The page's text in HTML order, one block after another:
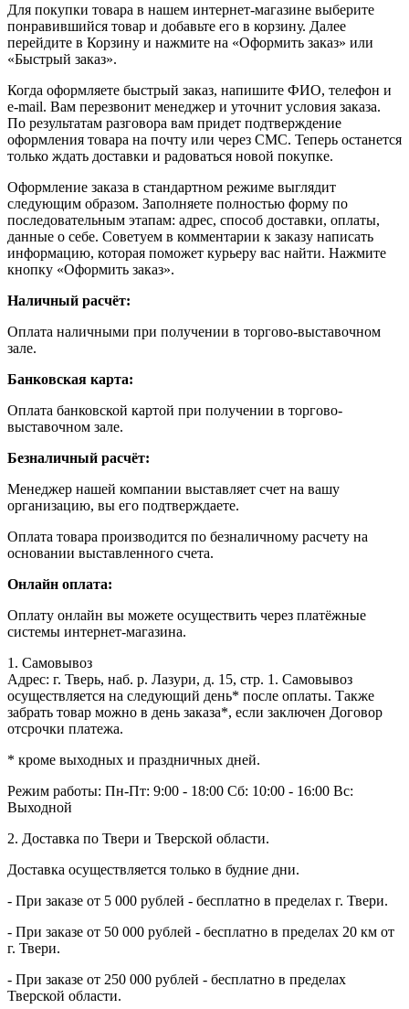
Для покупки товара в нашем интернет-магазине выберите
понравившийся товар и добавьте его в корзину. Далее
перейдите в Корзину и нажмите на «Оформить заказ» или
«Быстрый заказ».
Когда оформляете быстрый заказ, напишите ФИО, телефон и
e-mail. Вам перезвонит менеджер и уточнит условия заказа.
По результатам разговора вам придет подтверждение
оформления товара на почту или через СМС. Теперь останется
только ждать доставки и радоваться новой покупке.
Оформление заказа в стандартном режиме выглядит
следующим образом. Заполняете полностью форму по
последовательным этапам: адрес, способ доставки, оплаты,
данные о себе. Советуем в комментарии к заказу написать
информацию, которая поможет курьеру вас найти. Нажмите
кнопку «Оформить заказ».
Наличный расчёт:
Оплата наличными при получении в торгово-выставочном
зале.
Банковская карта:
Оплата банковской картой при получении в торгово-
выставочном зале.
Безналичный расчёт:
Менеджер нашей компании выставляет счет на вашу
организацию, вы его подтверждаете.
Оплата товара производится по безналичному расчету на
основании выставленного счета.
Онлайн оплата:
Оплату онлайн вы можете осуществить через платёжные
системы интернет-магазина.
1. Самовывоз
Адрес: г. Тверь, наб. р. Лазури, д. 15, стр. 1. Самовывоз
осуществляется на следующий день* после оплаты. Также
забрать товар можно в день заказа*, если заключен Договор
отсрочки платежа.
* кроме выходных и праздничных дней.
Режим работы: Пн-Пт: 9:00 - 18:00 Сб: 10:00 - 16:00 Вс:
Выходной
2. Доставка по Твери и Тверской области.
Доставка осуществляется только в будние дни.
- При заказе от 5 000 рублей - бесплатно в пределах г. Твери.
- При заказе от 50 000 рублей - бесплатно в пределах 20 км от
г. Твери.
- При заказе от 250 000 рублей - бесплатно в пределах
Тверской области.